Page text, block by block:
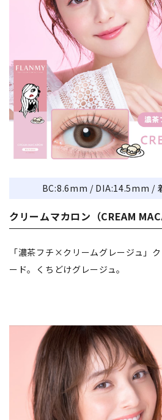
BC:8.6mm / DIA:14.5mm /
クリームマカロン（CREAM
「濃茶フチ×クリームグレージュ」
ード。くちどけグレージュ。